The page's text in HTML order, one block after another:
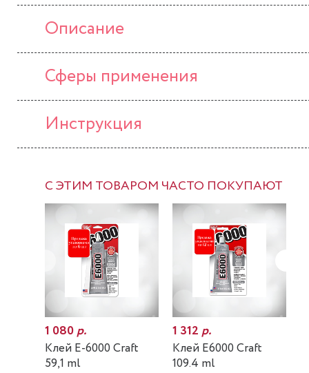
Описание
Сферы применения
Инструкция
С ЭТИМ ТОВАРОМ ЧАСТО ПОКУПАЮТ
1 080р.
Клей E-6000 Craft
59,1 ml
1 312р.
Клей E6000 Craft
109.4 ml